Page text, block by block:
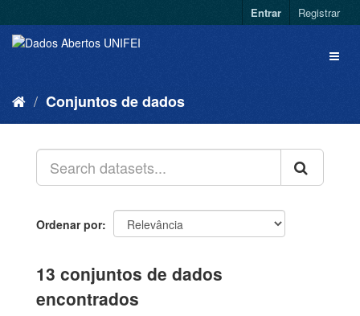
Entrar Registrar
Conjuntos de dados
Ordenar por
13 conjuntos de dados
encontrados